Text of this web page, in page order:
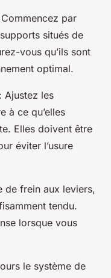
par
situés de
vous qu’ils sont
optimal.
: Ajustez les
à ce qu’elles
Elles doivent être
éviter l’usure
de frein aux leviers,
tendu.
lorsque vous
le système de